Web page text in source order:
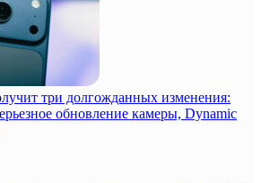
три долгожданных изменения:
обновление камеры, Dynamic